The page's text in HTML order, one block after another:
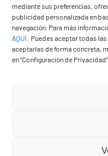
mediante sus preferencias,
publicidad personalizada en
navegación. Para más
AQUÍ
Puedes aceptar todas
aceptarlas de forma concreta,
en “Configuración de Privacidad”.
Pza. de Los
35570 – Yaiza
Tel:928 83 62 20